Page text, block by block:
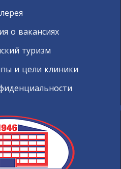
о вакансиях
туризм
и цели клиники